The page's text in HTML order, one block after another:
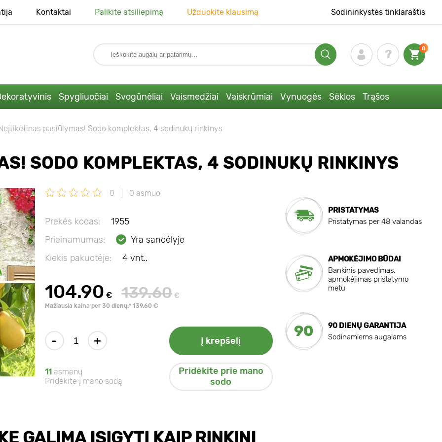
Kontaktai Palikite atsiliepimą Užduokite klausimą Sodininkystės tinklaraštis
0
Spygliuočiai Svogūnėliai Vaismedžiai Vaiskrūmiai Vynuogės Sėklos Trąšos
pasiūlymas! Sodo komplektas, 4 sodinukų rinkinys
SODO KOMPLEKTAS, 4 SODINUKŲ RINKINYS
0 0 asmuo
Prekės kodas:
1955
Prieinamumas:
Yra sandėlyje
Kiekis pakuotėje:
4 vnt..
104.90 € 139.60 €
Mažiausia kaina per 30 dienų:* 139.60 €
- + Į krepšelį
11 asmenų
Pridėkite į mano sodą
Pridėkite prie mano
sodo
PRISTATYMAS
Pristatymas per 48 valandas
APMOKĖJIMO BŪDAI
Bankinis pavedimas,
apmokėjimas pristatymo
metu
90
90 DIENŲ GARANTIJA
Sodinamiems augalams
GALIMA ĮSIGYTI KAIP RINKINĮ